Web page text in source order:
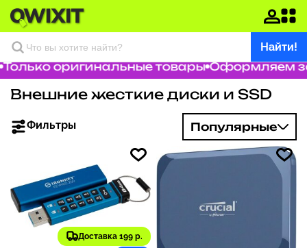
Найти!
оригинальные товары Оформляем
Внешние жесткие диски и SSD
Фильтры Популярные
Доставка 199 р.